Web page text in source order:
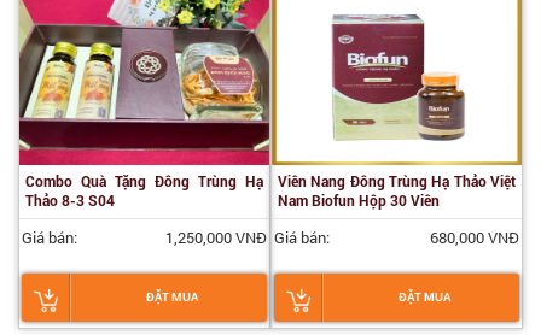
Combo Quà Tặng Đông Trùng Hạ
Thảo 8-3 S04
Giá bán: 1,250,000 VNĐ
ĐẶT MUA
Viên Nang Đông Trùng Hạ Thảo Việt
Nam Biofun Hộp 30 Viên
Giá bán: 680,000 VNĐ
ĐẶT MUA